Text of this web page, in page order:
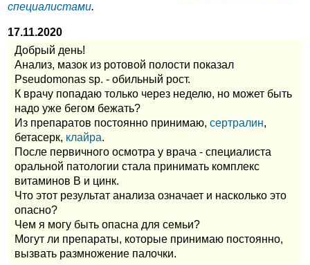
специалистами.
17.11.2020
Добрый день!
Анализ, мазок из ротовой полости показал
Pseudomonas sp. - обильный рост.
К врачу попадаю только через неделю, но может быть
надо уже бегом бежать?
Из препаратов постоянно принимаю, сертралин,
бетасерк, клайра.
После первичного осмотра у врача - специалиста
оральной патологии стала принимать комплекс
витаминов B и цинк.
Что этот результат анализа означает и насколько это
опасно?
Чем я могу быть опасна для семьи?
Могут ли препараты, которые принимаю постоянно,
вызвать размножение палочки.